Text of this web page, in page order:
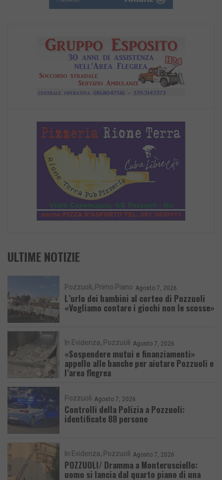
ULTIME NOTIZIE
Pozzuoli Primo Piano Agosto 7, 2026
L’urlo dei bambini al corteo di Pozzuoli
«Vogliamo contare i giochi non le scosse»
In Evidenza Pozzuoli Agosto 7, 2026
«Sospendere mutui e finanziamenti»
appello alle banche per aiutare Pozzuoli e
l’area flegrea
Pozzuoli Agosto 7, 2026
Controlli della Polizia a Pozzuoli:
identificate 88 persone
In Evidenza Pozzuoli Agosto 7, 2026
POZZUOLI/ Dramma a Monterusciello:
uomo si lancia dal quarto piano di una